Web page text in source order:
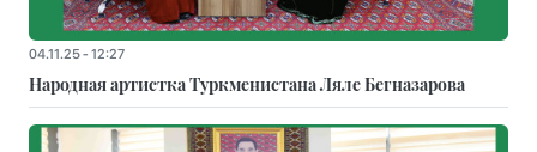
04.11.25 - 12:27
Народная артистка Туркменистана Ляле Бегназарова